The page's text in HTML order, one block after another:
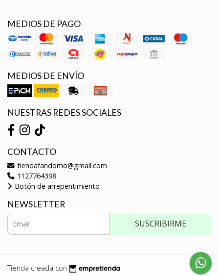
MEDIOS DE PAGO
MEDIOS DE ENVÍO
NUESTRAS REDES SOCIALES
CONTACTO
tiendafandomo@gmail.com
1127764398
Botón de arrepentimiento
NEWSLETTER
SUSCRIBIRME
Tienda creada con